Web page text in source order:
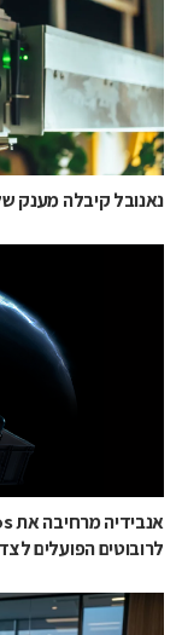
נאנובל קיבלה מענק של 2.5 מיליון אירו למסחור רובוטי קטיף
לרובוטים הפועלים